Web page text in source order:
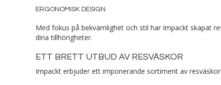
ERGONOMISK DESIGN
Med fokus på bekvämlighet och stil har Impackt skapat
dina tillhörigheter.
ETT BRETT UTBUD AV RESVÄSKOR
Impackt erbjuder ett imponerande sortiment av